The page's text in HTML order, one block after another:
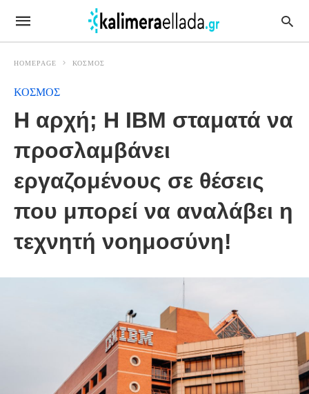
HOMEPAGE ΚΟΣΜΟΣ
ΚΟΣΜΟΣ
Η αρχή; Η IBM σταματά να
προσλαμβάνει
εργαζομένους σε θέσεις
που μπορεί να αναλάβει η
τεχνητή νοημοσύνη!